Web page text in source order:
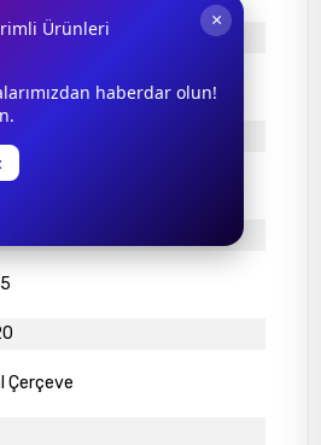
Çerçeve
×
Ürünleri
haberdar olun!